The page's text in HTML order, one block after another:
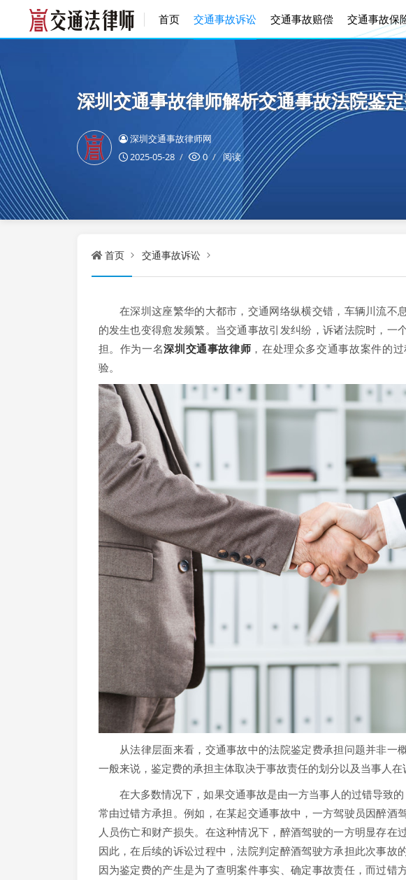
首页 交通事故诉讼 交通事故赔偿 交通事故保
深圳交通事故律师解析交通事故法院鉴
深圳交通事故律师网
2025-05-28
0 阅读
首页 交通事故诉讼
在深圳这座繁华的大都市，交通网络纵横交错，车辆川流不
的发生也变得愈发频繁。当交通事故引发纠纷，诉诸法院时，一
担。作为一名深圳交通事故律师 ，在处理众多交通事故案件的
验。
从法律层面来看，交通事故中的法院鉴定费承担问题并非一概
一般来说，鉴定费的承担主体取决于事故责任的划分以及当事人在
在大多数情况下，如果交通事故是由一方当事人的过错导致的
常由过错方承担。例如，在某起交通事故中，一方驾驶员因醉酒
人员伤亡和财产损失。在这种情况下，醉酒驾驶的一方明显存在
因此，在后续的诉讼过程中，法院判定醉酒驾驶方承担此次事故
因为鉴定费的产生是为了查明案件事实、确定事故责任，而过错